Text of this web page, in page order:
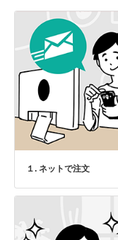
１. ネットで注文